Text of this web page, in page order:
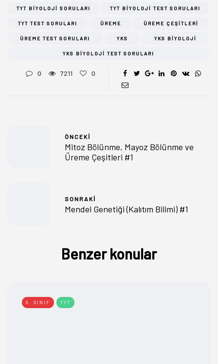
TYT BIYOLOJI SORULARI TYT BIYOLOJI TEST SORULARI
TYT TEST SORULARI ÜREME ÜREME ÇEŞITLERI
ÜREME TEST SORULARI YKS YKS BIYOLOJI
YKS BIYOLOJI TEST SORULARI
0 7211 0
ÖNCEKI
Mitoz Bölünme, Mayoz Bölünme ve
Üreme Çeşitleri #1
SONRAKI
Mendel Genetiği (Kalıtım Bilimi) #1
Benzer konular
9. SINIF TYT